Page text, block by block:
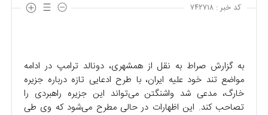
کد خبر : ۷۴۲۷۱۸
به گزارش صراط به نقل از همشهری، دونالد ترامپ در ادامه
مواضع تند خود علیه ایران، با طرح ادعایی تازه درباره جزیره
خارگ، مدعی شد واشنگتن می‌تواند این جزیره راهبردی را
تصاحب کند. این اظهارات در حالی مطرح می‌شود که وی طی